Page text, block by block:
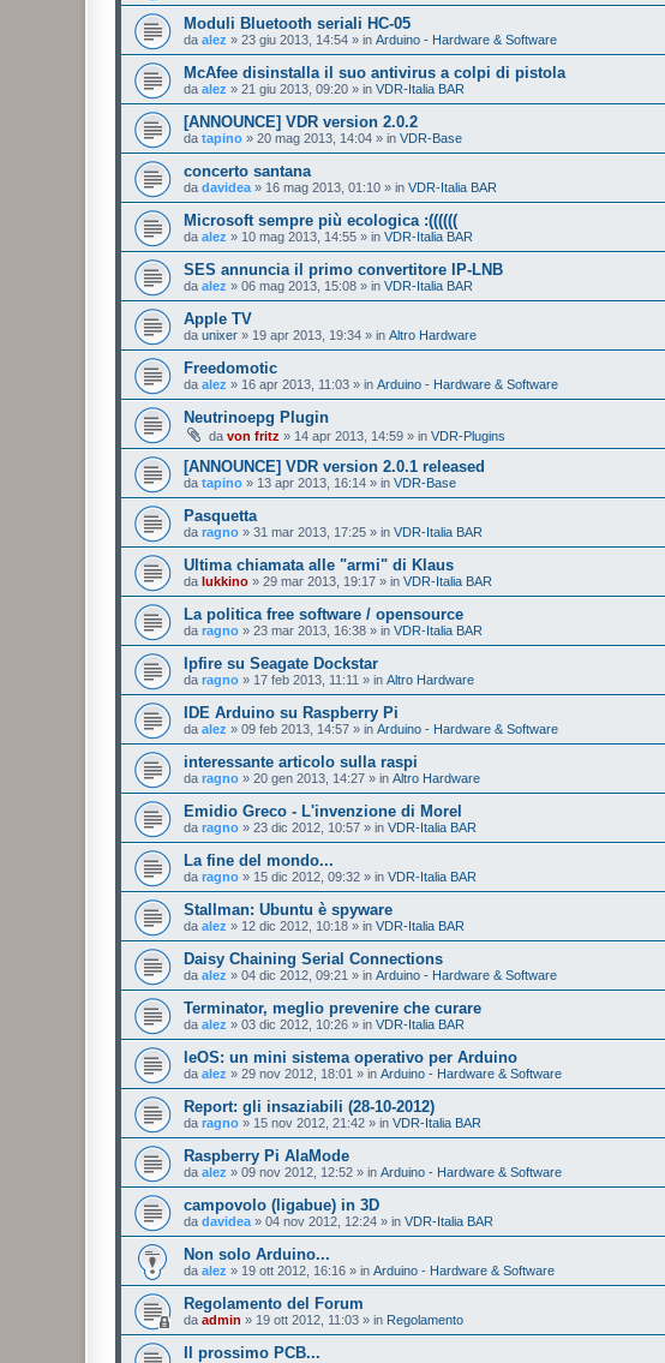
Moduli Bluetooth seriali HC-05
da alez » 23 giu 2013, 14:54 » in Arduino - Hardware & Software
McAfee disinstalla il suo antivirus a colpi di pistola
da alez » 21 giu 2013, 09:20 » in VDR-Italia BAR
[ANNOUNCE] VDR version 2.0.2
da tapino » 20 mag 2013, 14:04 » in VDR-Base
concerto santana
da davidea » 16 mag 2013, 01:10 » in VDR-Italia BAR
Microsoft sempre più ecologica :((((((
da alez » 10 mag 2013, 14:55 » in VDR-Italia BAR
SES annuncia il primo convertitore IP-LNB
da alez » 06 mag 2013, 15:08 » in VDR-Italia BAR
Apple TV
da unixer » 19 apr 2013, 19:34 » in Altro Hardware
Freedomotic
da alez » 16 apr 2013, 11:03 » in Arduino - Hardware & Software
Neutrinoepg Plugin
da von fritz » 14 apr 2013, 14:59 » in VDR-Plugins
[ANNOUNCE] VDR version 2.0.1 released
da tapino » 13 apr 2013, 16:14 » in VDR-Base
Pasquetta
da ragno » 31 mar 2013, 17:25 » in VDR-Italia BAR
Ultima chiamata alle "armi" di Klaus
da lukkino » 29 mar 2013, 19:17 » in VDR-Italia BAR
La politica free software / opensource
da ragno » 23 mar 2013, 16:38 » in VDR-Italia BAR
Ipfire su Seagate Dockstar
da ragno » 17 feb 2013, 11:11 » in Altro Hardware
IDE Arduino su Raspberry Pi
da alez » 09 feb 2013, 14:57 » in Arduino - Hardware & Software
interessante articolo sulla raspi
da ragno » 20 gen 2013, 14:27 » in Altro Hardware
Emidio Greco - L'invenzione di Morel
da ragno » 23 dic 2012, 10:57 » in VDR-Italia BAR
La fine del mondo...
da ragno » 15 dic 2012, 09:32 » in VDR-Italia BAR
Stallman: Ubuntu è spyware
da alez » 12 dic 2012, 10:18 » in VDR-Italia BAR
Daisy Chaining Serial Connections
da alez » 04 dic 2012, 09:21 » in Arduino - Hardware & Software
Terminator, meglio prevenire che curare
da alez » 03 dic 2012, 10:26 » in VDR-Italia BAR
leOS: un mini sistema operativo per Arduino
da alez » 29 nov 2012, 18:01 » in Arduino - Hardware & Software
Report: gli insaziabili (28-10-2012)
da ragno » 15 nov 2012, 21:42 » in VDR-Italia BAR
Raspberry Pi AlaMode
da alez » 09 nov 2012, 12:52 » in Arduino - Hardware & Software
campovolo (ligabue) in 3D
da davidea » 04 nov 2012, 12:24 » in VDR-Italia BAR
Non solo Arduino...
da alez » 19 ott 2012, 16:16 » in Arduino - Hardware & Software
Regolamento del Forum
da admin » 19 ott 2012, 11:03 » in Regolamento
Il prossimo PCB...